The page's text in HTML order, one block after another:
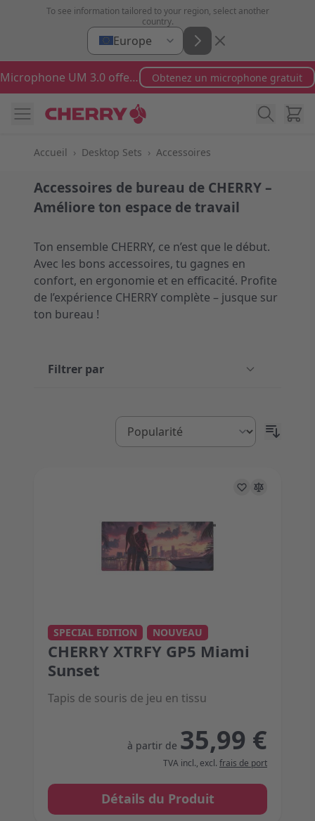
Aller au contenuTo see information tailored to your region, select another
country.
Europe
Microphone UM 3.0 offert pour toute commande supérieure à 100 € Obtenez un microphone gratuit
Cart
Accueil › Desktop Sets › Accessoires
Accessoires de bureau de CHERRY –
Améliore ton espace de travail
Ton ensemble CHERRY, ce n’est que le début.
Avec les bons accessoires, tu gagnes en
confort, en ergonomie et en efficacité. Profite
de l’expérience CHERRY complète – jusque sur
ton bureau !
Filtrer par
Tapis de souris de jeu en tissu
The price depends on the options chosen on the
SPECIAL EDITION NOUVEAU
CHERRY XTRFY GP5 Miami
Sunset
à partir de 35,99 €
TVA incl., excl. frais de port
Détails du Produit